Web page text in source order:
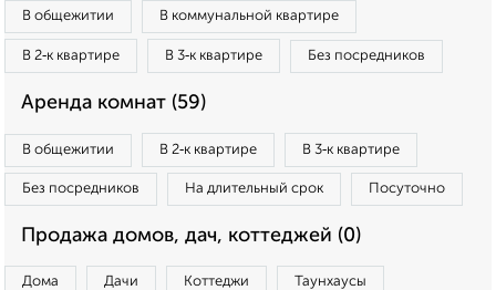
В общежитии В коммунальной квартире
В 2‑к квартире В 3‑к квартире Без посредников
Аренда комнат (59)
В общежитии В 2‑к квартире В 3‑к квартире
Без посредников На длительный срок Посуточно
Продажа домов, дач, коттеджей (0)
Дома Дачи Коттеджи Таунхаусы